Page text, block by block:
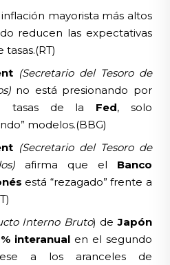
mayorista más altos
reducen las expectativas
(Secretario del Tesoro de
no está presionando por
tasas de la Fed, solo
modelos.(BBG)
(Secretario del Tesoro de
afirma que el Banco
está “rezagado” frente a
Interno Bruto) deJapón
interanualen el segundo
a los aranceles de